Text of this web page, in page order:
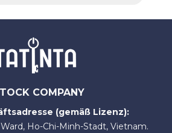
COMPANY
(gemäß Lizenz):
Ho-Chi-Minh-Stadt, Vietnam.